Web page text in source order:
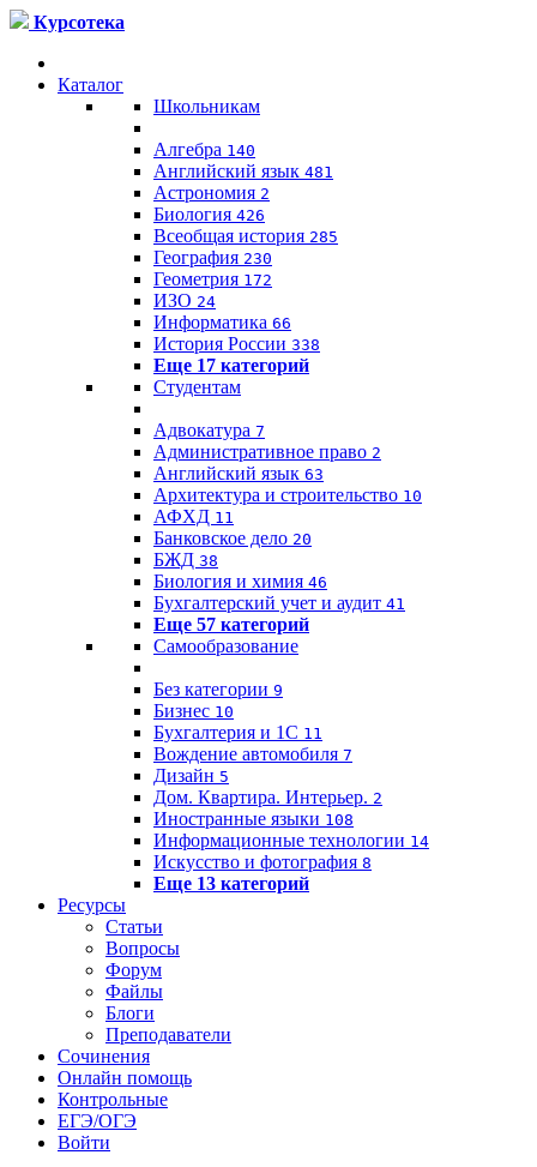
Курсотека
Каталог
Школьникам
Алгебра 140
Английский язык 481
Астрономия 2
Биология 426
Всеобщая история 285
География 230
Геометрия 172
ИЗО 24
Информатика 66
История России 338
Еще 17 категорий
Студентам
Адвокатура 7
Административное право 2
Английский язык 63
Архитектура и строительство 10
АФХД 11
Банковское дело 20
БЖД 38
Биология и химия 46
Бухгалтерский учет и аудит 41
Еще 57 категорий
Самообразование
Без категории 9
Бизнес 10
Бухгалтерия и 1C 11
Вождение автомобиля 7
Дизайн 5
Дом. Квартира. Интерьер. 2
Иностранные языки 108
Информационные технологии 14
Искусство и фотография 8
Еще 13 категорий
Ресурсы
Статьи
Вопросы
Форум
Файлы
Блоги
Преподаватели
Сочинения
Онлайн помощь
Контрольные
ЕГЭ/ОГЭ
Войти